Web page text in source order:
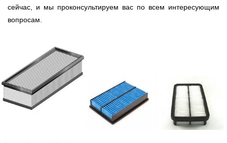
сейчас, и мы проконсультируем вас по всем интересующим
вопросам.